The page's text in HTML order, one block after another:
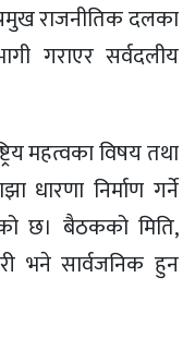
राजनीतिक दलका
गराएर सर्वदलीय
महत्वका विषय तथा
धारणा निर्माण गर्ने
छ। बैठकको मिति,
भने सार्वजनिक हुन